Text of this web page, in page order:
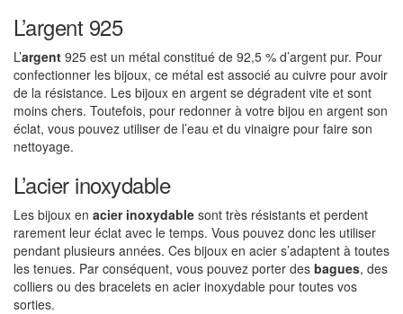
L’argent 925
L’argent 925 est un métal constitué de 92,5 % d’argent pur. Pour
confectionner les bijoux, ce métal est associé au cuivre pour avoir
de la résistance. Les bijoux en argent se dégradent vite et sont
moins chers. Toutefois, pour redonner à votre bijou en argent son
éclat, vous pouvez utiliser de l’eau et du vinaigre pour faire son
nettoyage.
L’acier inoxydable
Les bijoux en acier inoxydable sont très résistants et perdent
rarement leur éclat avec le temps. Vous pouvez donc les utiliser
pendant plusieurs années. Ces bijoux en acier s’adaptent à toutes
les tenues. Par conséquent, vous pouvez porter des bagues, des
colliers ou des bracelets en acier inoxydable pour toutes vos
sorties.